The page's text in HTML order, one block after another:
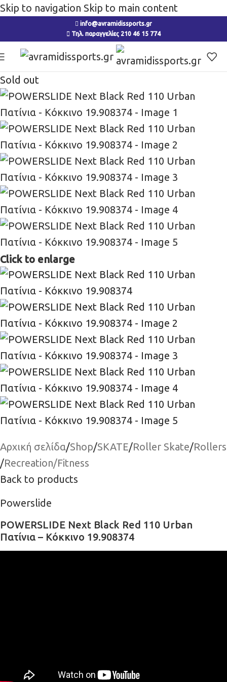
Skip to navigation Skip to main content
info@avramidissports.gr
Τηλ. παραγγελίες 210 46 15 774
Sold out
Click to enlarge
Αρχική σελίδα/Shop/SKATE/Roller Skate/Rollers
/Recreation/Fitness
Back to products
Powerslide
POWERSLIDE Next Black Red 110 Urban
Πατίνια – Κόκκινο 19.908374